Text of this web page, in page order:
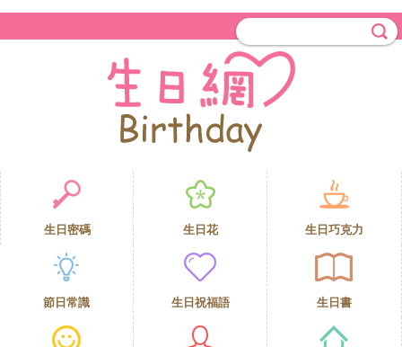
生日密碼 生日花 生日巧克力
節日常識 生日祝福語 生日書